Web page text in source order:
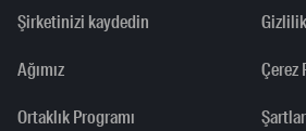
Şirketinizi kaydedin
Ağımız
Ortaklık Programı
Çerez